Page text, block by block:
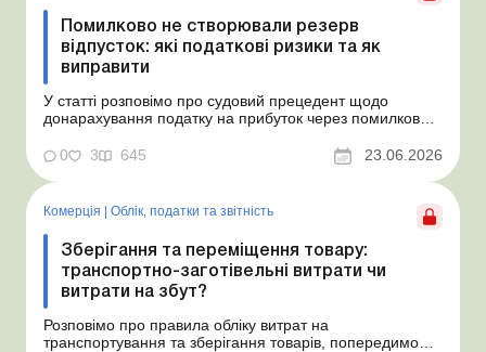
Помилково не створювали резерв
відпусток: які податкові ризики та як
виправити
У статті розповімо про судовий прецедент щодо
донарахування податку на прибуток через помилково
надамо рекомендації, як мінімізувати податкові ризики.
Проблемні витрати: податкові ризики та судова
практика Розуміємо ваші хвилювання через помилкове
неств...
0 3 645 23.06.2026
Комерція | Облік, податки та звiтнiсть
Зберігання та переміщення товару:
транспортно-заготівельні витрати чи
витрати на збут?
Розповімо про правила обліку витрат на
транспортування та зберігання товарів, попередимо